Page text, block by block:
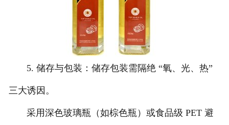
5. 储存与包装：储存包装需隔绝 “氧、光、热”
三大诱因。
采用深色玻璃瓶（如棕色瓶）或食品级 PET 避